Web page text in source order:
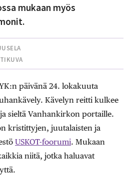
mukaan myös
päivänä 24. lokakuuta
Kävelyn reitti kulkee
sieltä Vanhankirkon portaille.
kristittyjen, juutalaisten ja
USKOT-foorumi. Mukaan
niitä, jotka haluavat